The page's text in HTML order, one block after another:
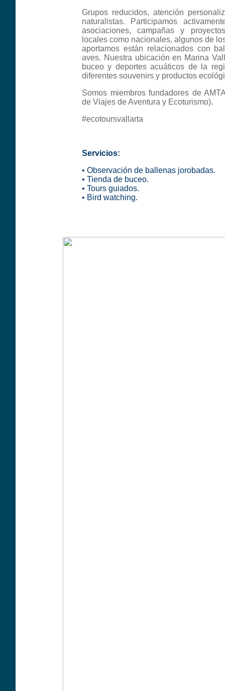
Grupos reducidos, atención
naturalistas. Participamos
asociaciones, campañas y
locales como nacionales, algunos de
aportamos están relacionados con
aves. Nuestra ubicación en Marina
buceo y deportes acuáticos de la
diferentes souvenirs y productos
Somos miembros fundadores de
de Viajes de Aventura y Ecoturismo).
#ecotoursvallarta
Servicios:
• Observación de ballenas jorobadas.
• Tienda de buceo.
• Tours guiados.
• Bird watching.